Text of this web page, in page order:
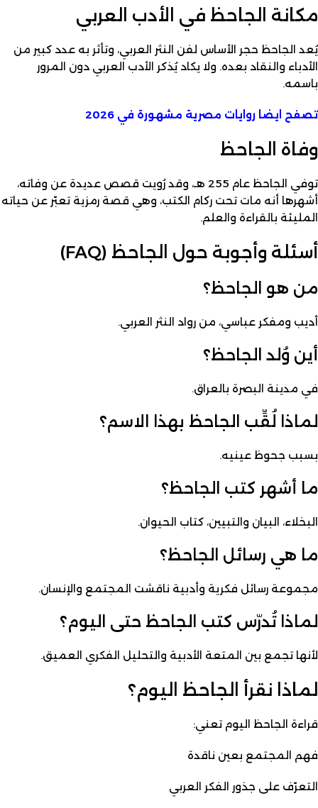
مكانة الجاحظ في الأدب العربي
يُعد الجاحظ حجر الأساس لفن النثر العربي، وتأثر به عدد كبير من
الأدباء والنقاد بعده. ولا يكاد يُذكر الأدب العربي دون المرور
باسمه.
تصفح ايضا روايات مصرية مشهورة في 2026
وفاة الجاحظ
توفي الجاحظ عام 255 هـ، وقد رُويت قصص عديدة عن وفاته،
أشهرها أنه مات تحت ركام الكتب، وهي قصة رمزية تعبّر عن حياته
المليئة بالقراءة والعلم.
أسئلة وأجوبة حول الجاحظ (FAQ)
من هو الجاحظ؟
أديب ومفكر عباسي، من رواد النثر العربي.
أين وُلد الجاحظ؟
في مدينة البصرة بالعراق.
لماذا لُقِّب الجاحظ بهذا الاسم؟
بسبب جحوظ عينيه.
ما أشهر كتب الجاحظ؟
البخلاء، البيان والتبيين، كتاب الحيوان.
ما هي رسائل الجاحظ؟
مجموعة رسائل فكرية وأدبية ناقشت المجتمع والإنسان.
لماذا تُدرّس كتب الجاحظ حتى اليوم؟
لأنها تجمع بين المتعة الأدبية والتحليل الفكري العميق.
لماذا نقرأ الجاحظ اليوم؟
قراءة الجاحظ اليوم تعني:
فهم المجتمع بعين ناقدة
التعرّف على جذور الفكر العربي